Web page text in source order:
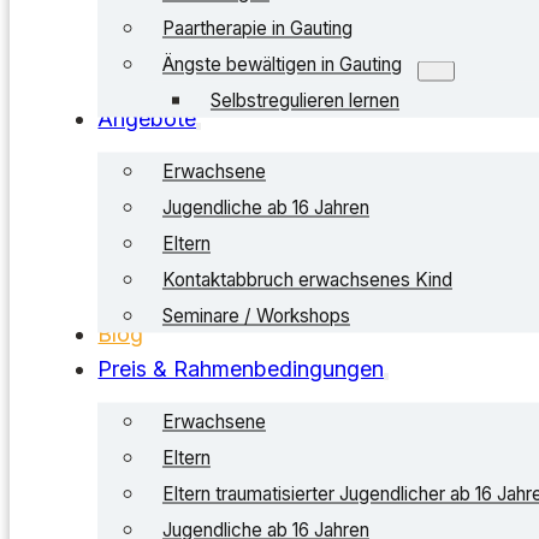
Paartherapie in Gauting
Ängste bewältigen in Gauting
Selbstregulieren lernen
Angebote
Erwachsene
Jugendliche ab 16 Jahren
Eltern
Kontaktabbruch erwachsenes Kind
Seminare / Workshops
Blog
Preis & Rahmenbedingungen
Erwachsene
Eltern
Eltern traumatisierter Jugendlicher ab 16
Jugendliche ab 16 Jahren